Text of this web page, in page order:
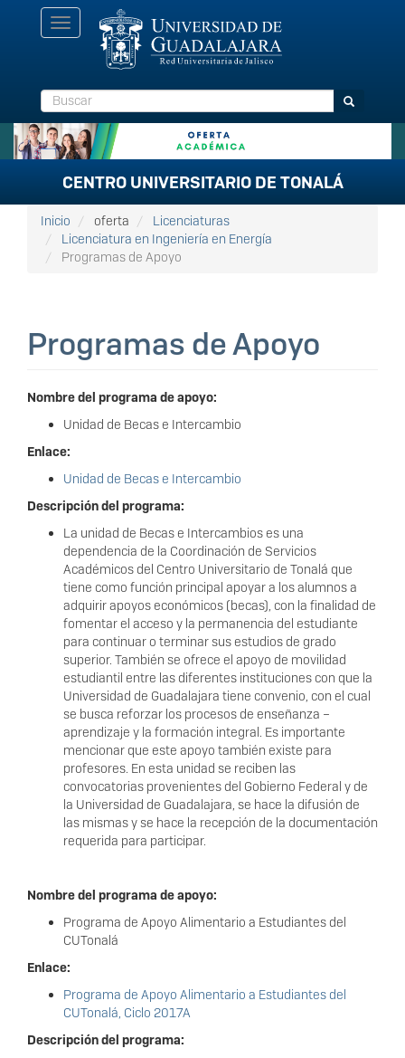
Toggle
navigation
Buscar Buscar
CENTRO UNIVERSITARIO DE TONALÁ
Inicio oferta
Licenciaturas
Licenciatura en Ingeniería en Energía
Programas de Apoyo
Programas de Apoyo
Nombre del programa de apoyo:
Unidad de Becas e Intercambio
Enlace:
Unidad de Becas e Intercambio
Descripción del programa:
La unidad de Becas e Intercambios es una
dependencia de la Coordinación de Servicios
Académicos del Centro Universitario de Tonalá que
tiene como función principal apoyar a los alumnos a
adquirir apoyos económicos (becas), con la finalidad de
fomentar el acceso y la permanencia del estudiante
para continuar o terminar sus estudios de grado
superior. También se ofrece el apoyo de movilidad
estudiantil entre las diferentes instituciones con que la
Universidad de Guadalajara tiene convenio, con el cual
se busca reforzar los procesos de enseñanza –
aprendizaje y la formación integral. Es importante
mencionar que este apoyo también existe para
profesores. En esta unidad se reciben las
convocatorias provenientes del Gobierno Federal y de
la Universidad de Guadalajara, se hace la difusión de
las mismas y se hace la recepción de la documentación
requerida para participar.
Nombre del programa de apoyo:
Programa de Apoyo Alimentario a Estudiantes del
CUTonalá
Enlace:
Programa de Apoyo Alimentario a Estudiantes del
CUTonalá, Ciclo 2017A
Descripción del programa: